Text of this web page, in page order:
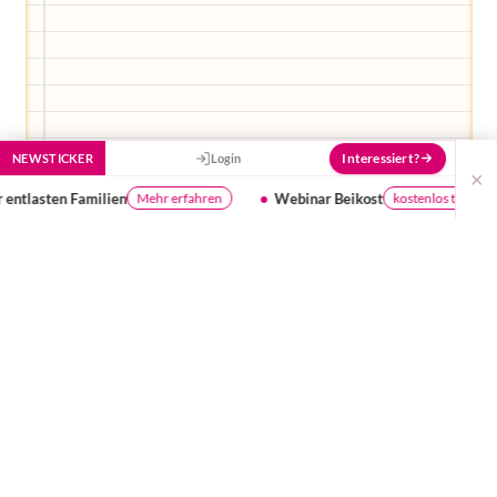
NEWSTICKER
Webinar Beikost kostenlos teilnehmen Ist dein Wasser gut genug
Login Interessiert?
×